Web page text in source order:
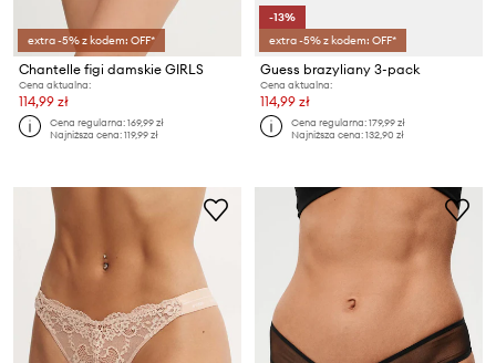
extra -5% z kodem: OFF*
Chantelle figi damskie GIRLS
Cena aktualna:
114,99 zł
Cena regularna:169,99 zł
Najniższa cena:119,99 zł
-13%
extra -5% z kodem: OFF*
Guess brazyliany 3-pack
Cena aktualna:
114,99 zł
Cena regularna:179,99 zł
Najniższa cena:132,90 zł